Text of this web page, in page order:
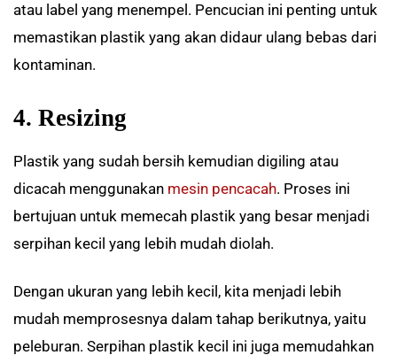
atau label yang menempel. Pencucian ini penting untuk
memastikan plastik yang akan didaur ulang bebas dari
kontaminan.
4. Resizing
Plastik yang sudah bersih kemudian digiling atau
dicacah menggunakan mesin pencacah. Proses ini
bertujuan untuk memecah plastik yang besar menjadi
serpihan kecil yang lebih mudah diolah.
Dengan ukuran yang lebih kecil, kita menjadi lebih
mudah memprosesnya dalam tahap berikutnya, yaitu
peleburan. Serpihan plastik kecil ini juga memudahkan